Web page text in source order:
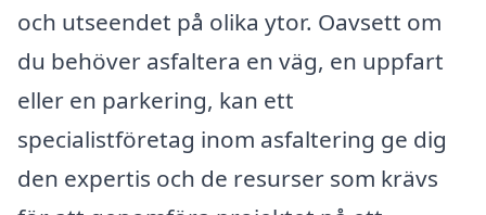
och utseendet på olika ytor. Oavsett om
du behöver asfaltera en väg, en uppfart
eller en parkering, kan ett
specialistföretag inom asfaltering ge dig
den expertis och de resurser som krävs